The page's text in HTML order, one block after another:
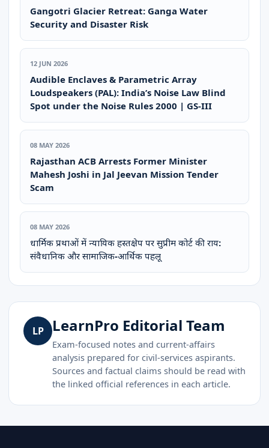
Gangotri Glacier Retreat: Ganga Water
Security and Disaster Risk
12 JUN 2026
Audible Enclaves & Parametric Array
Loudspeakers (PAL): India’s Noise Law Blind
Spot under the Noise Rules 2000 | GS-III
08 MAY 2026
Rajasthan ACB Arrests Former Minister
Mahesh Joshi in Jal Jeevan Mission Tender
Scam
08 MAY 2026
धार्मिक प्रथाओं में न्यायिक हस्तक्षेप पर सुप्रीम कोर्ट की राय:
संवैधानिक और सामाजिक-आर्थिक पहलू
LP LearnPro Editorial Team
Exam-focused notes and current-affairs
analysis prepared for civil-services aspirants.
Sources and factual claims should be read with
the linked official references in each article.